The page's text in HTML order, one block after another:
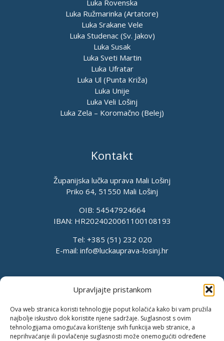
Upravljajte pristankom
Ova web stranica koristi tehnologije poput kolačića kako bi vam pružila
najbolje iskustvo dok koristite njene sadržaje. Suglasnost s ovim
tehnologijama omogućava korištenje svih funkcija web stranice, a
neprihvaćanje ili povlačenje suglasnosti može onemogućiti određene
Luka Rovenska
Luka Ružmarinka (Artatore)
Luka Srakane Vele
Luka Studenac (Sv. Jakov)
Luka Susak
Luka Sveti Martin
Luka Ufratar
Luka Ul (Punta Križa)
Luka Unije
Luka Veli Lošinj
Luka Zela – Koromačno (Belej)
Kontakt
Županijska lučka uprava Mali Lošinj
Priko 64, 51550 Mali Lošinj
OIB: 54547924664
IBAN: HR2024020061100108193
Tel: +385 (51) 232 020
E-mail: info@luckauprava-losinj.hr